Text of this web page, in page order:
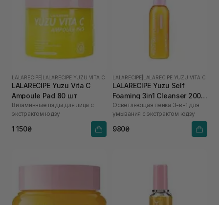
LALARECIPE LALARECIPE YUZU VITA C
LALARECIPE Yuzu Vita C
Ampoule Pad 80 шт
Витаминные пэды для лица с
экстрактом юдзу
1 150₴
LALARECIPE LALARECIPE YUZU VITA C
LALARECIPE Yuzu Self
Foaming 3in1 Cleanser 200
мл
Осветляющая пенка 3-в-1 для
умывания с экстрактом юдзу
980₴